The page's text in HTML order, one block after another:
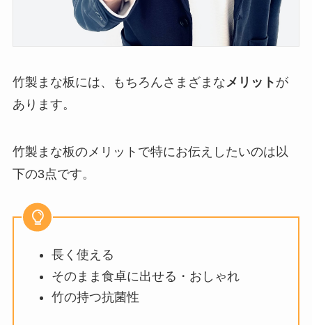
竹製まな板には、もちろんさまざまなメリット が
あります。
竹製まな板のメリットで特にお伝えしたいのは以
下の3点です。
長く使える
そのまま食卓に出せる・おしゃれ
竹の持つ抗菌性